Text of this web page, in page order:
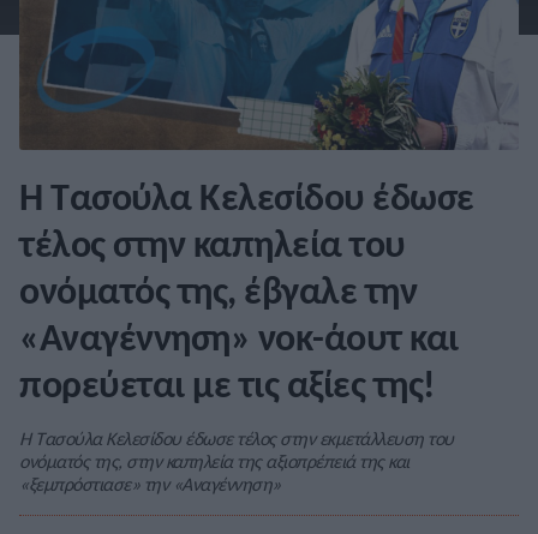
Η Τασούλα Κελεσίδου έδωσε
τέλος στην καπηλεία του
ονόματός της, έβγαλε την
«Αναγέννηση» νοκ-άουτ και
πορεύεται με τις αξίες της!
Η Τασούλα Κελεσίδου έδωσε τέλος στην εκμετάλλευση του
ονόματός της, στην καπηλεία της αξιοπρέπειά της και
«ξεμπρόστιασε» την «Αναγέννηση»